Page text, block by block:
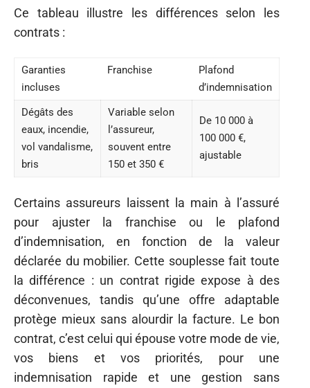
Ce tableau illustre les différences selon les
contrats :
Garanties
incluses
Franchise
Plafond
d’indemnisation
Dégâts des
eaux, incendie,
vol vandalisme,
bris
Variable selon
l’assureur,
souvent entre
150 et 350 €
De 10 000 à
100 000 €,
ajustable
Certains assureurs laissent la main à l’assuré
pour ajuster la franchise ou le plafond
d’indemnisation, en fonction de la valeur
déclarée du mobilier. Cette souplesse fait toute
la différence : un contrat rigide expose à des
déconvenues, tandis qu’une offre adaptable
protège mieux sans alourdir la facture. Le bon
contrat, c’est celui qui épouse votre mode de vie,
vos biens et vos priorités, pour une
indemnisation rapide et une gestion sans